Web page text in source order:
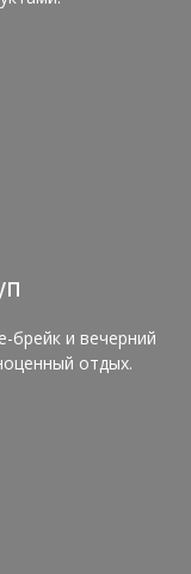
брейк и вечерний
отдых.